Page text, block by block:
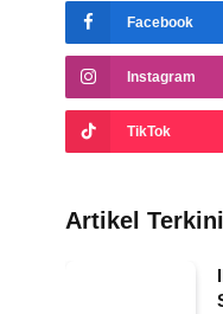
Facebook
Instagram
TikTok
Artikel Terkini